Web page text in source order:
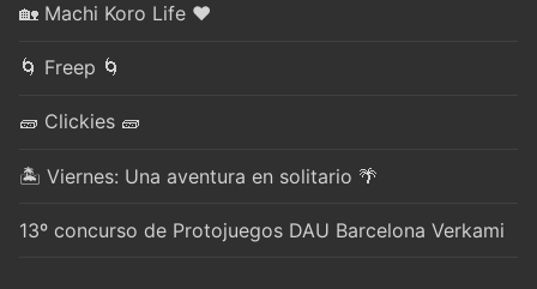
🏡 Machi Koro Life ❤️
🌀 Freep 🌀
🧱 Clickies 🧱
🏝️ Viernes: Una aventura en solitario 🌴
13º concurso de Protojuegos DAU Barcelona Verkami